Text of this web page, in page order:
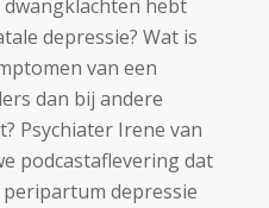
hebt
depressie? Wat is
van een
dan bij andere
Psychiater Irene van
podcastaflevering dat
depressie